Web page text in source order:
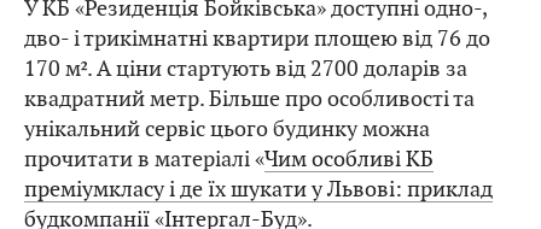
У КБ «Резиденція Бойківська» доступні одно-,
дво- і трикімнатні квартири площею від 76 до
170 м². А ціни стартують від 2700 доларів за
квадратний метр. Більше про особливості та
унікальний сервіс цього будинку можна
прочитати в матеріалі «Чим особливі КБ
преміумкласу і де їх шукати у Львові: приклад
будкомпанії «Інтергал-Буд».